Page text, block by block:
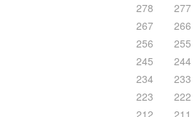
278
277
267
266
256
255
245
244
234
233
223
222
212
211